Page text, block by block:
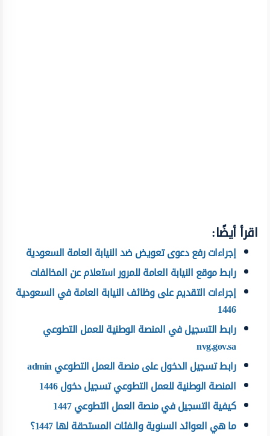
اقرأ أيضًا:
إجراءات رفع دعوى تعويض ضد النيابة العامة السعودية
رابط موقع النيابة العامة للمرور استعلام عن المخالفات
إجراءات التقديم على وظائف النيابة العامة في السعودية
1446
رابط التسجيل في المنصة الوطنية للعمل التطوعي
nvg.gov.sa
رابط تسجيل الدخول على منصة العمل التطوعي admin
المنصة الوطنية للعمل التطوعي تسجيل دخول 1446
كيفية التسجيل في منصة العمل التطوعي 1447
ما هي العوائد السنوية والفئات المستحقة لها 1447؟